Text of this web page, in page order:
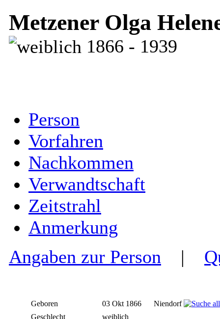
Metzener Olga
1866 - 1939
Person
Vorfahren
Nachkommen
Verwandtschaft
Zeitstrahl
Anmerkung
Angaben zur Person |
Geboren 03 Okt 1866
Niendorf
Geschlecht
weiblich